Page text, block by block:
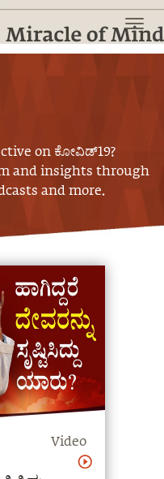
on ಕೋವಿಡ್19?
and insights through
and more.
Video